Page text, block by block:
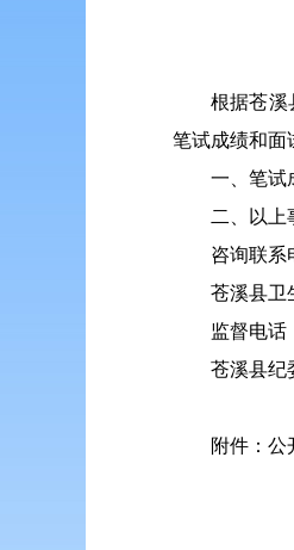
根据苍溪
笔试成绩和面
一、笔试
二、以上
咨询联系
苍溪县卫
监督电话
苍溪县纪
附件：公